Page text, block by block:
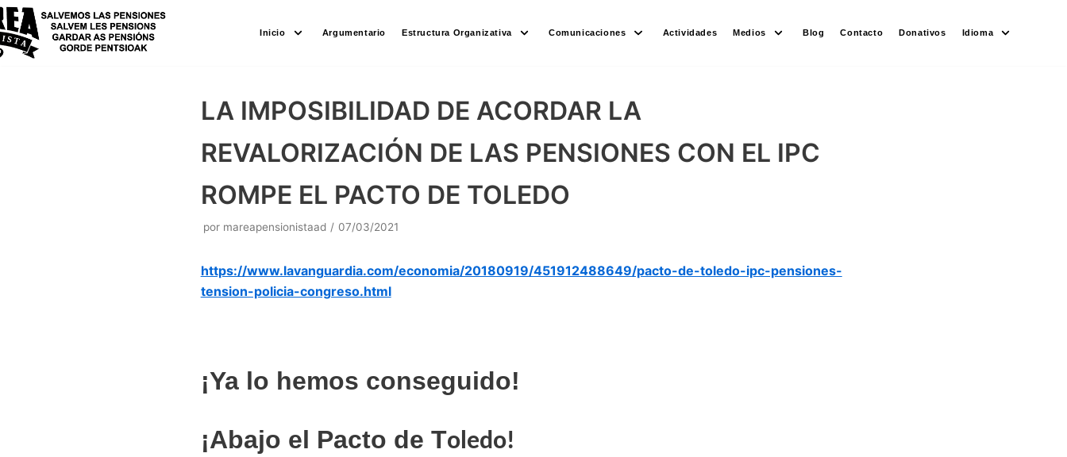
Saltar
al
contenido
Inicio Argumentario Estructura Organizativa Comunicaciones Actividades Medios Blog Contacto Donativos Idioma
LA IMPOSIBILIDAD DE ACORDAR LA
REVALORIZACIÓN DE LAS PENSIONES CON EL IPC
ROMPE EL PACTO DE TOLEDO
por mareapensionistaad 07/03/2021
https://www.lavanguardia.com/economia/20180919/451912488649/pacto-de-toledo-ipc-pensiones-
tension-policia-congreso.html
¡Ya lo hemos conseguido!
¡Abajo el Pacto de Toledo!